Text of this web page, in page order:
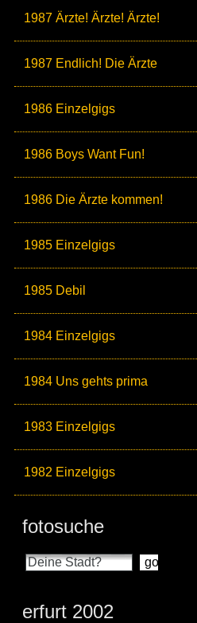
1987 Ärzte! Ärzte! Ärzte!
1987 Endlich! Die Ärzte
1986 Einzelgigs
1986 Boys Want Fun!
1986 Die Ärzte kommen!
1985 Einzelgigs
1985 Debil
1984 Einzelgigs
1984 Uns gehts prima
1983 Einzelgigs
1982 Einzelgigs
fotosuche
erfurt 2002